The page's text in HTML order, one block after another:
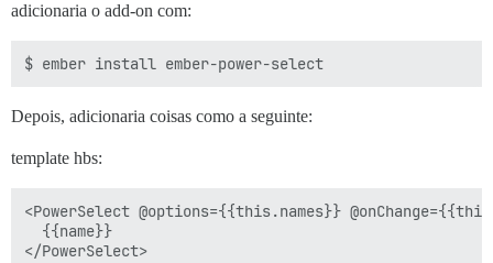
adicionaria o add-on com:
Depois, adicionaria coisas como a seguinte:
template hbs:
<PowerSelect @options={{this.names}}
  {{name}}